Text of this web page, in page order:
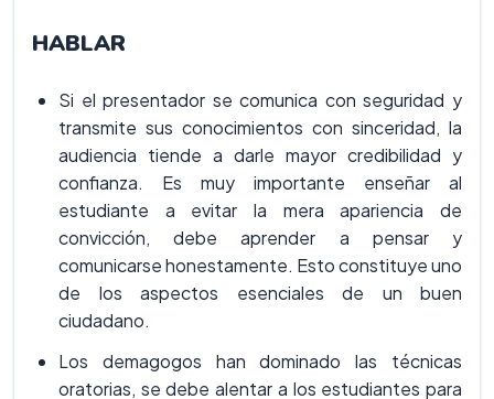
HABLAR
Si el presentador se comunica con seguridad y
transmite sus conocimientos con sinceridad, la
audiencia tiende a darle mayor credibilidad y
confianza. Es muy importante enseñar al
estudiante a evitar la mera apariencia de
convicción, debe aprender a pensar y
comunicarse honestamente. Esto constituye uno
de los aspectos esenciales de un buen
ciudadano.
Los demagogos han dominado las técnicas
oratorias, se debe alentar a los estudiantes para